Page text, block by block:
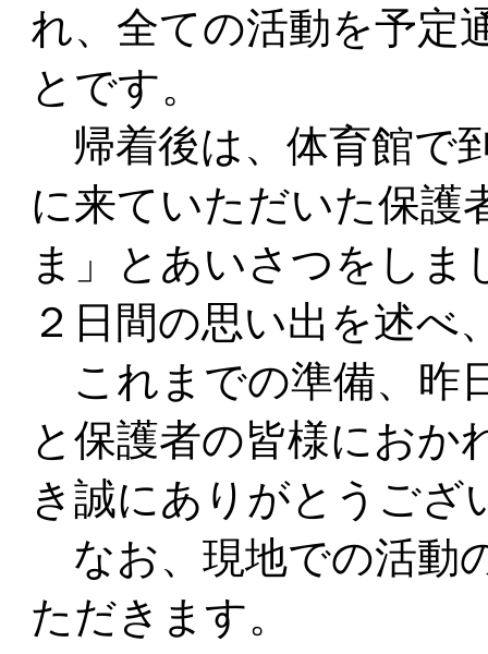
れ、全ての活動を予定
とです。
帰着後は、体育館で
に来ていただいた保護
ま」とあいさつをしま
２日間の思い出を述べ
これまでの準備、昨
と保護者の皆様におか
き誠にありがとうござ
なお、現地での活動
ただきます。